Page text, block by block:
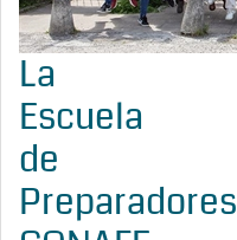
La
Escuela
de
Preparadores